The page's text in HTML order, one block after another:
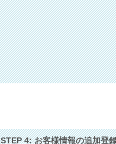
STEP 4: お客様情報の追加登